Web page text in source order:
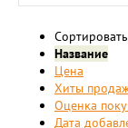
Название
Цена
Хиты
Оценка
Дата